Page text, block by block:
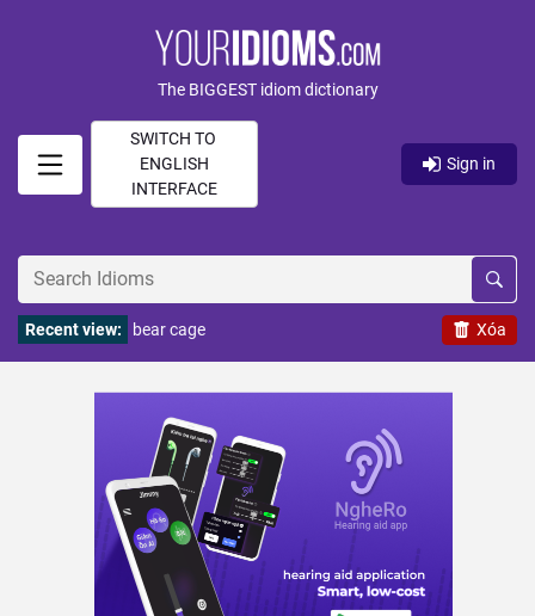
The BIGGEST idiom dictionary
SWITCH TO
ENGLISH
INTERFACE
Sign in
Xóa
Recent view: bear cage